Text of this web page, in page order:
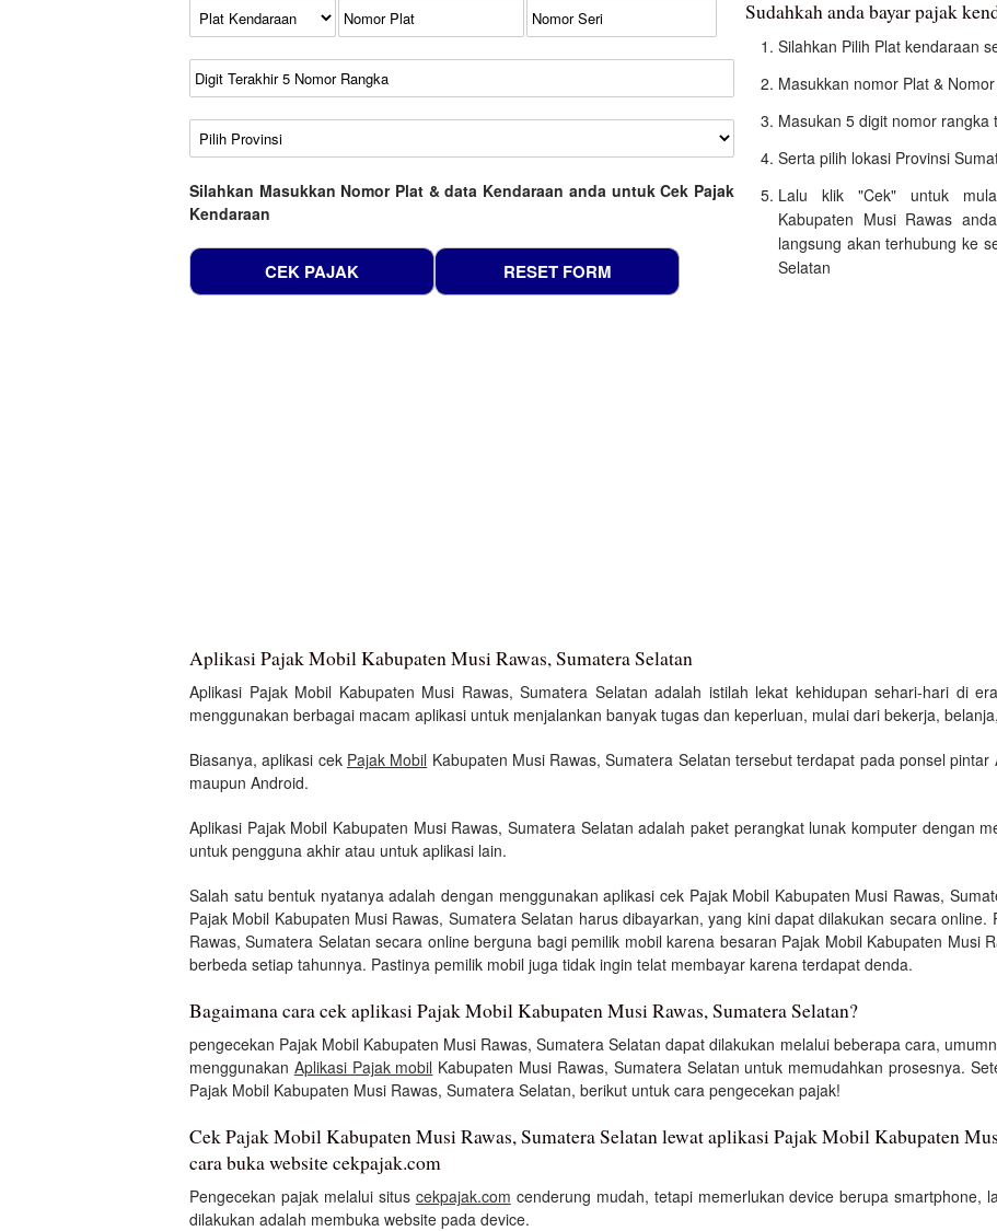
Kode Plat Kendaraan
No Plat
No Seri
No Rangka
Wilayah
Silahkan Masukkan Nomor Plat & data Kendaraan anda untuk Cek Pajak
Kendaraan
Sudahkah anda bayar pajak
Silahkan Pilih Plat kendaraan
Masukkan nomor Plat &
Masukan 5 digit nomor rangka
Serta pilih lokasi Provinsi
Lalu klik "Cek" untuk
Kabupaten Musi Rawas
langsung akan terhubung ke
Selatan
Aplikasi Pajak Mobil Kabupaten Musi Rawas, Sumatera Selatan
Aplikasi Pajak Mobil Kabupaten Musi Rawas, Sumatera Selatan adalah istilah lekat kehidupan sehari-hari di
menggunakan berbagai macam aplikasi untuk menjalankan banyak tugas dan keperluan, mulai dari bekerja,
Biasanya, aplikasi cek Pajak Mobil Kabupaten Musi Rawas, Sumatera Selatan tersebut terdapat pada ponsel
maupun Android.
Aplikasi Pajak Mobil Kabupaten Musi Rawas, Sumatera Selatan adalah paket perangkat lunak komputer dengan
untuk pengguna akhir atau untuk aplikasi lain.
Salah satu bentuk nyatanya adalah dengan menggunakan aplikasi cek Pajak Mobil Kabupaten Musi Rawas,
Pajak Mobil Kabupaten Musi Rawas, Sumatera Selatan harus dibayarkan, yang kini dapat dilakukan secara
Rawas, Sumatera Selatan secara online berguna bagi pemilik mobil karena besaran Pajak Mobil Kabupaten Musi
berbeda setiap tahunnya. Pastinya pemilik mobil juga tidak ingin telat membayar karena terdapat denda.
Bagaimana cara cek aplikasi Pajak Mobil Kabupaten Musi Rawas, Sumatera Selatan?
pengecekan Pajak Mobil Kabupaten Musi Rawas, Sumatera Selatan dapat dilakukan melalui beberapa cara,
menggunakan Aplikasi Pajak mobil Kabupaten Musi Rawas, Sumatera Selatan untuk memudahkan prosesnya.
Pajak Mobil Kabupaten Musi Rawas, Sumatera Selatan, berikut untuk cara pengecekan pajak!
Cek Pajak Mobil Kabupaten Musi Rawas, Sumatera Selatan lewat aplikasi Pajak Mobil Kabupaten
cara buka website cekpajak.com
Pengecekan pajak melalui situs cekpajak.com cenderung mudah, tetapi memerlukan device berupa smartphone,
dilakukan adalah membuka website pada device.